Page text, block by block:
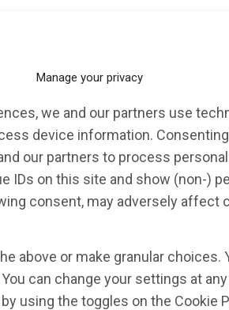
Manage your privacy
we and our partners use
device information.
our partners to process
IDs on this site and show (non-)
consent, may adversely affect
above or make granular choices.
can change your settings at
using the toggles on the Cookie
vid
(NMOSD)
,NMOSD, satralizumab
behandling av vuxna och
(NMOSD). NMOSD är en
främst på synnerven